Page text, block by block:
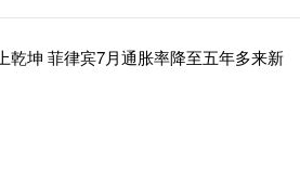
乾坤 菲律宾7月通胀率降至五年多来新